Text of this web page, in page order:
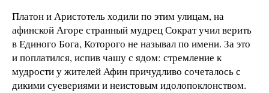
Платон и Аристотель ходили по этим улицам, на
афинской Агоре странный мудрец Сократ учил верить
в Единого Бога, Которого не называл по имени. За это
и поплатился, испив чашу с ядом: стремление к
мудрости у жителей Афин причудливо сочеталось с
дикими суевериями и неистовым идолопоклонством.